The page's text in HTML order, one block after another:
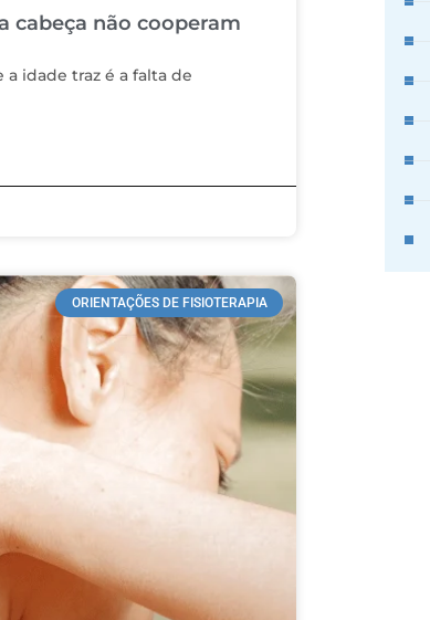
cabeça não cooperam
idade traz é a falta de
ORIENTAÇÕES DE FISIOTERAPIA